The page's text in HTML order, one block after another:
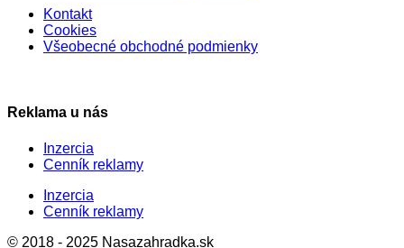
Kontakt
Cookies
Všeobecné obchodné podmienky
Reklama u nás
Inzercia
Cenník reklamy
Inzercia
Cenník reklamy
© 2018 - 2025 Nasazahradka.sk